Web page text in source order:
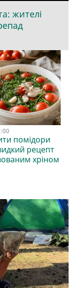
жителі
помідори
рецепт
хріном